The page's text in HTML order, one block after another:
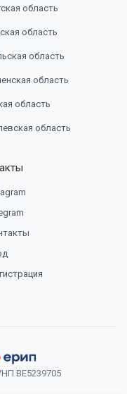
область
область
область
область
область
область
ВЕ5239705